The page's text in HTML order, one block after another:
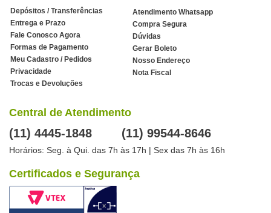
Depósitos / Transferências
Entrega e Prazo
Fale Conosco Agora
Formas de Pagamento
Meu Cadastro / Pedidos
Privacidade
Trocas e Devoluções
Atendimento Whatsapp
Compra Segura
Dúvidas
Gerar Boleto
Nosso Endereço
Nota Fiscal
Central de Atendimento
(11) 4445-1848 (11) 99544-8646
Horários: Seg. à Qui. das 7h às 17h | Sex das 7h às 16h
Certificados e Segurança